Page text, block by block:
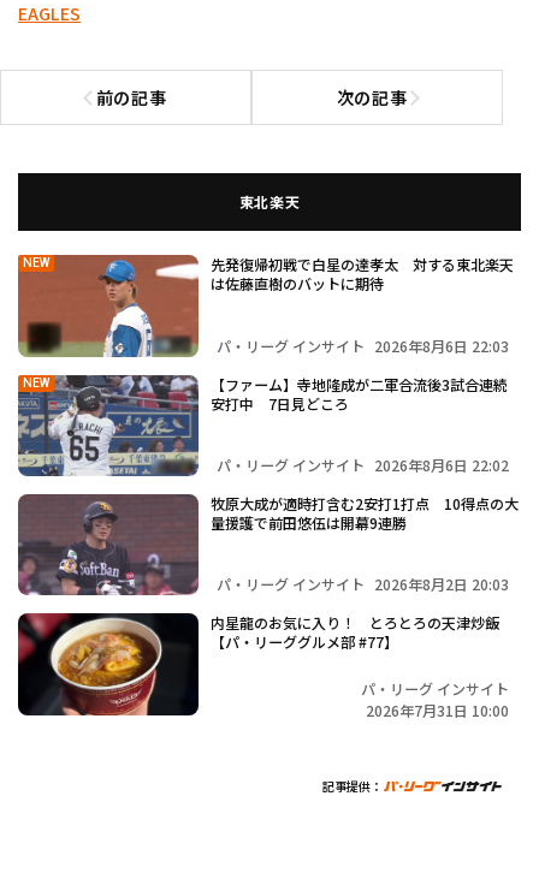
EAGLES
前の記事
前の記事へ 次の記事次の記事へ
東北楽天
NEW
先発復帰初戦で白星の達孝太 対する東北楽天
は佐藤直樹のバットに期待
パ・リーグ インサイト 2026年8月6日 22:03
NEW
【ファーム】寺地隆成が二軍合流後3試合連続
安打中 7日見どころ
パ・リーグ インサイト 2026年8月6日 22:02
牧原大成が適時打含む2安打1打点 10得点の大
量援護で前田悠伍は開幕9連勝
パ・リーグ インサイト 2026年8月2日 20:03
内星龍のお気に入り！ とろとろの天津炒飯
【パ・リーググルメ部 #77】
パ・リーグ インサイト
2026年7月31日 10:00
記事提供：